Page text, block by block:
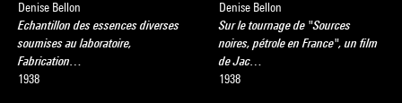
Denise Bellon
Echantillon des essences diverses
soumises au laboratoire,
Fabrication…
1938
Denise Bellon
Sur le tournage de "Sources
noires, pétrole en France", un film
de Jac…
1938